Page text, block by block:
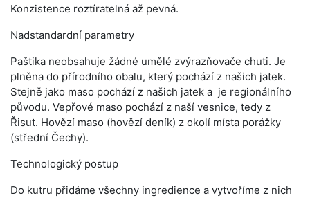
Konzistence roztíratelná až pevná.
Nadstandardní parametry
Paštika neobsahuje žádné umělé zvýrazňovače chuti. Je
plněna do přírodního obalu, který pochází z našich jatek.
Stejně jako maso pochází z našich jatek a je regionálního
původu. Vepřové maso pochází z naší vesnice, tedy z
Řisut. Hovězí maso (hovězí deník) z okolí místa porážky
(střední Čechy).
Technologický postup
Do kutru přidáme všechny ingredience a vytvoříme z nich